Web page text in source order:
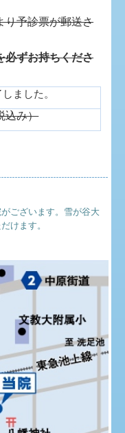
ございます。 雪が谷大
けます。
り予診票が郵送さ
必ずお持ちくださ
ました。
込み）